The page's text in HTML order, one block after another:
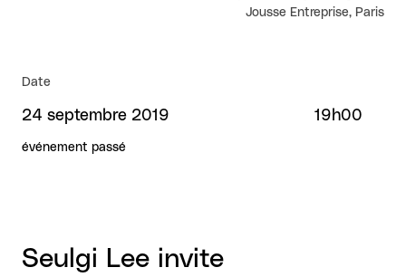
Jousse Entreprise, Paris
Date
24 septembre 2019 19h00
événement passé
Seulgi Lee invite